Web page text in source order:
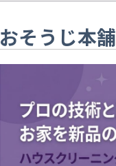
おそうじ本舗